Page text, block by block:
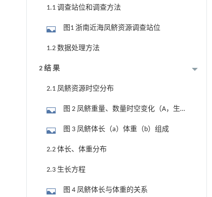
1.1 调查站位和调查方法
图1 浙南近海凤鲚资源调查站位
1.2 数据处理方法
2 结 果
2.1 凤鲚资源时空分布
图 2 凤鲚重量、数量时空变化（A，生
物量；B，丰度）
图 3 凤鲚体长（a）体重（b）组成
2.2 体长、体重分布
2.3 生长方程
图 4 凤鲚体长与体重的关系